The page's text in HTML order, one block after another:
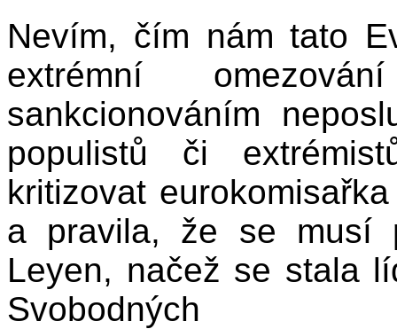
Nevím, čím nám tato
extrémní
sankcionováním
populistů či
kritizovat
a pravila, že se musí
Leyen, načež se stala
Svobodných